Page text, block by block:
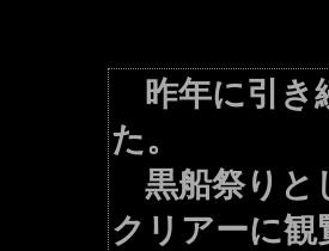
昨年に引き
た。
黒船祭りと
クリアーに